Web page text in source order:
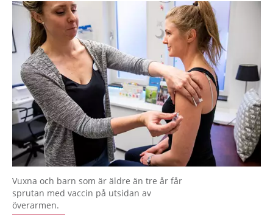
Vuxna och barn som är äldre än tre år får
sprutan med vaccin på utsidan av
överarmen.